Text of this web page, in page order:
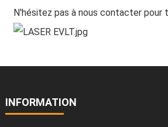
N'hésitez pas à nous contacter pour
INFORMATION